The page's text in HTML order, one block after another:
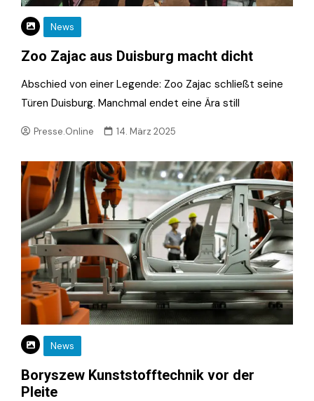
News
Zoo Zajac aus Duisburg macht dicht
Abschied von einer Legende: Zoo Zajac schließt seine
Türen Duisburg. Manchmal endet eine Ära still
Presse.Online 14. März 2025
News
Boryszew Kunststofftechnik vor der
Pleite